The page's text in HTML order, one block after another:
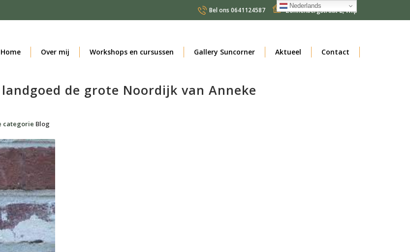
Bel ons 0641124587 Zonnenbergstraat 2,Wilp
Home Over mij Workshops en cursussen Gallery Suncorner Aktueel Contact
de grote Noordijk van Anneke
categorie Blog
Nederlands